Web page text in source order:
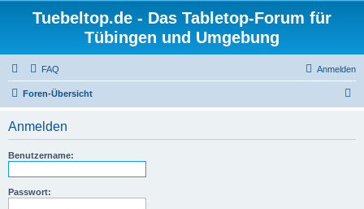
Tuebeltop.de - Das Tabletop-Forum für
Tübingen und Umgebung
FAQ Anmelden
Foren-Übersicht
Anmelden
Benutzername:
Passwort: